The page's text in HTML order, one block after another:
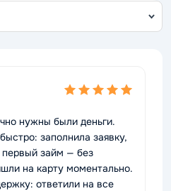
нужны были деньги.
заполнила заявку,
первый займ — без
на карту моментально.
ответили на все